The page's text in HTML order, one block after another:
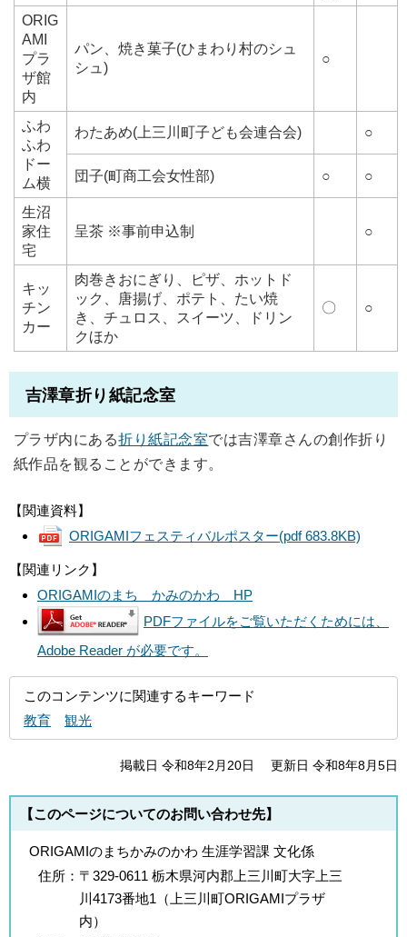
ORIG
AMI
プラ
ザ館
内
パン、焼き菓子(ひまわり村のシュ
シュ)
○
ふわ
ふわ
ドー
ム横
わたあめ(上三川町子ども会連合会) ○
団子(町商工会女性部) ○ ○
生沼
家住
宅
呈茶 ※事前申込制 ○
キッ
チン
カー
肉巻きおにぎり、ピザ、ホットド
ック、唐揚げ、ポテト、たい焼
き、チュロス、スイーツ、ドリン
クほか
〇 ○
吉澤章折り紙記念室
プラザ内にある折り紙記念室では吉澤章さんの創作折り
紙作品を観ることができます。
【関連資料】
ORIGAMIフェスティバルポスター(pdf 683.8KB)
【関連リンク】
ORIGAMIのまち かみのかわ HP
PDFファイルをご覧いただくためには、
Adobe Reader が必要です。
このコンテンツに関連するキーワード
教育
観光
掲載日 令和8年2月20日 更新日 令和8年8月5日
【このページについてのお問い合わせ先】
ORIGAMIのまちかみのかわ 生涯学習課 文化係
住所： 〒329-0611 栃木県河内郡上三川町大字上三
川4173番地1（上三川町ORIGAMIプラザ
内）